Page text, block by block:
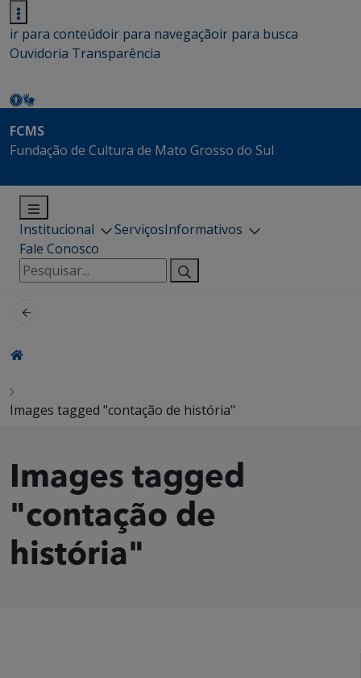
ir para conteúdoir para navegaçãoir para busca
Ouvidoria Transparência
FCMS
Fundação de Cultura de Mato Grosso do Sul
Institucional ServiçosInformativos
Fale Conosco
Pesquisar
por:
Images tagged "contação de história"
Images tagged
"contação de
história"